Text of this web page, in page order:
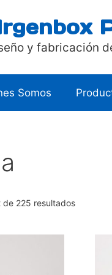
y fabricación
Somos
de 225 resultados